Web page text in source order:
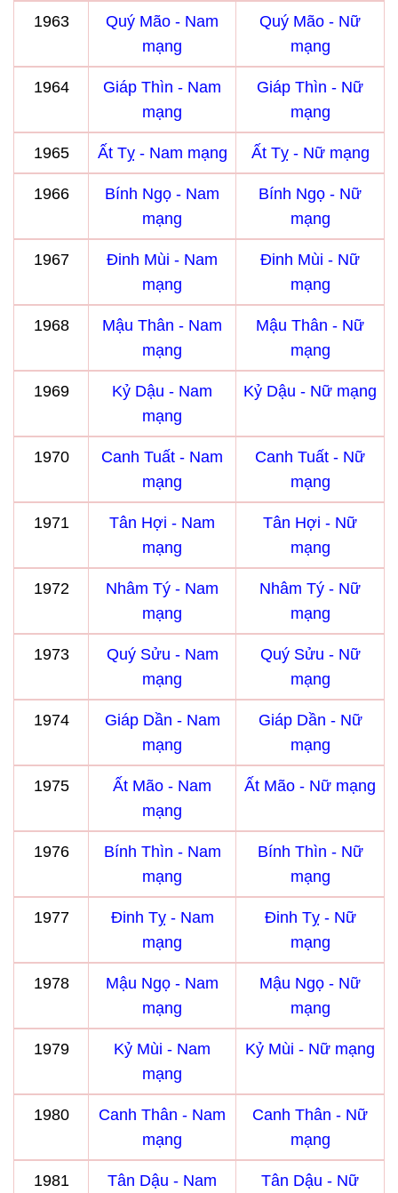
1963
Quý Mão - Nam
mạng
Quý Mão - Nữ
mạng
1964
Giáp Thìn - Nam
mạng
Giáp Thìn - Nữ
mạng
1965 Ất Tỵ - Nam mạng Ất Tỵ - Nữ mạng
1966
Bính Ngọ - Nam
mạng
Bính Ngọ - Nữ
mạng
1967
Đinh Mùi - Nam
mạng
Đinh Mùi - Nữ
mạng
1968
Mậu Thân - Nam
mạng
Mậu Thân - Nữ
mạng
1969
Kỷ Dậu - Nam
mạng
Kỷ Dậu - Nữ mạng
1970
Canh Tuất - Nam
mạng
Canh Tuất - Nữ
mạng
1971
Tân Hợi - Nam
mạng
Tân Hợi - Nữ
mạng
1972
Nhâm Tý - Nam
mạng
Nhâm Tý - Nữ
mạng
1973
Quý Sửu - Nam
mạng
Quý Sửu - Nữ
mạng
1974
Giáp Dần - Nam
mạng
Giáp Dần - Nữ
mạng
1975
Ất Mão - Nam
mạng
Ất Mão - Nữ mạng
1976
Bính Thìn - Nam
mạng
Bính Thìn - Nữ
mạng
1977
Đinh Tỵ - Nam
mạng
Đinh Tỵ - Nữ
mạng
1978
Mậu Ngọ - Nam
mạng
Mậu Ngọ - Nữ
mạng
1979
Kỷ Mùi - Nam
mạng
Kỷ Mùi - Nữ mạng
1980
Canh Thân - Nam
mạng
Canh Thân - Nữ
mạng
1981
Tân Dậu - Nam
Tân Dậu - Nữ